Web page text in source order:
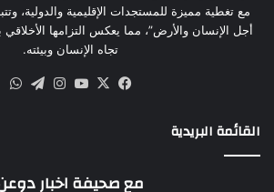
مع تغطية مميزة للمستجدات الإقليمية والدولية،
أجل الإنسان والأرض”، مما يعكس التزامها الأخلاقي
تجاه الإنسان وبيئته.
القائمة البريدية
مع صحيفة اخبار